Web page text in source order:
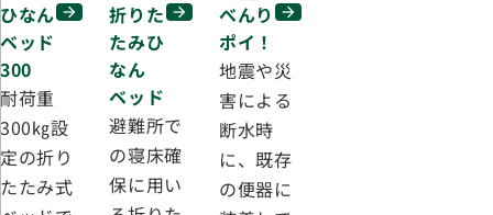
ひなん
ベッド
300
耐荷重
300㎏設
定の折り
たたみ式
折りた
たみひ
なん
ベッド
避難所で
の寝床確
保に用い
べんり
ポイ！
地震や災
害による
断水時
に、既存
の便器に